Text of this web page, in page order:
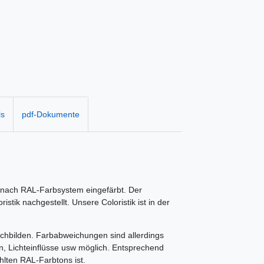
pdf-Dokumente
RAL-Farbsystem eingefärbt. Der
nachgestellt. Unsere Coloristik ist in der
Farbabweichungen sind allerdings
Lichteinflüsse usw möglich. Entsprechend
RAL-Farbtons ist.